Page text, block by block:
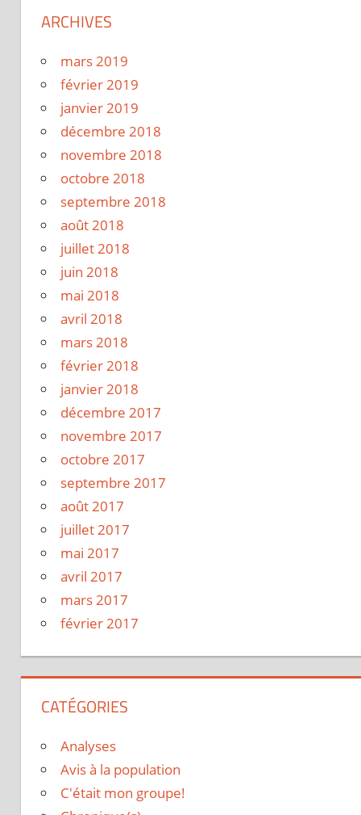
ARCHIVES
mars 2019
février 2019
janvier 2019
décembre 2018
novembre 2018
octobre 2018
septembre 2018
août 2018
juillet 2018
juin 2018
mai 2018
avril 2018
mars 2018
février 2018
janvier 2018
décembre 2017
novembre 2017
octobre 2017
septembre 2017
août 2017
juillet 2017
mai 2017
avril 2017
mars 2017
février 2017
CATÉGORIES
Analyses
Avis à la population
C'était mon groupe!